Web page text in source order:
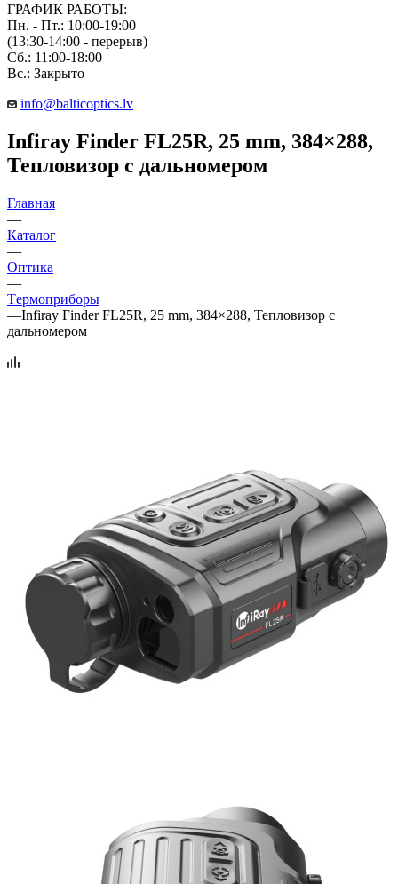
ГРАФИК РАБОТЫ:
Пн. - Пт.: 10:00-19:00
(13:30-14:00 - перерыв)
Сб.: 11:00-18:00
Вс.: Закрыто
info@balticoptics.lv
Infiray Finder FL25R, 25 mm, 384×288,
Тепловизор с дальномером
Главная
—
Каталог
—
Оптика
—
Tермоприборы
—Infiray Finder FL25R, 25 mm, 384×288, Тепловизор с
дальномером